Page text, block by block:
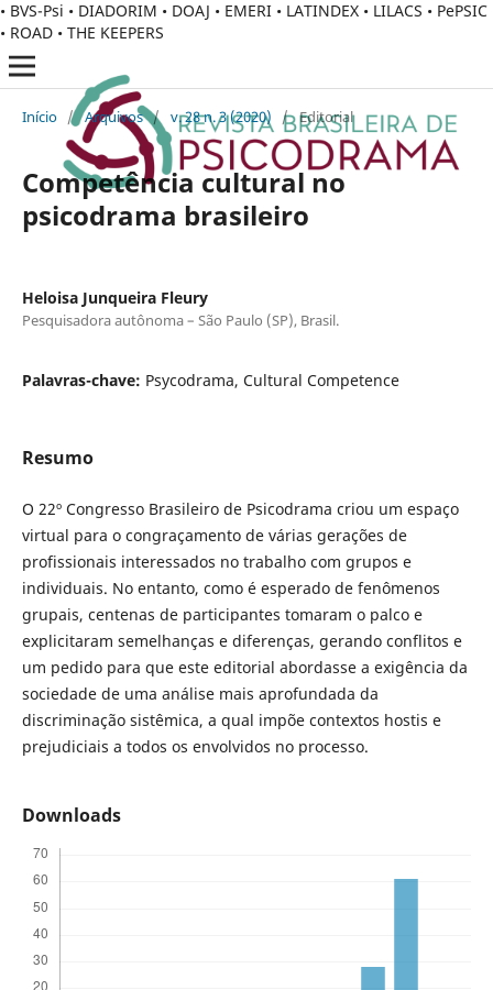
• BVS-Psi • DIADORIM • DOAJ • EMERI • LATINDEX • LILACS • PePSIC
• ROAD • THE KEEPERS
Início / Arquivos / v. 28 n. 3 (2020) / Editorial
Competência cultural no
psicodrama brasileiro
Heloisa Junqueira Fleury
Pesquisadora autônoma – São Paulo (SP), Brasil.
Palavras-chave: Psycodrama, Cultural Competence
Resumo
O 22º Congresso Brasileiro de Psicodrama criou um espaço
virtual para o congraçamento de várias gerações de
profissionais interessados no trabalho com grupos e
individuais. No entanto, como é esperado de fenômenos
grupais, centenas de participantes tomaram o palco e
explicitaram semelhanças e diferenças, gerando conflitos e
um pedido para que este editorial abordasse a exigência da
sociedade de uma análise mais aprofundada da
discriminação sistêmica, a qual impõe contextos hostis e
prejudiciais a todos os envolvidos no processo.
Downloads